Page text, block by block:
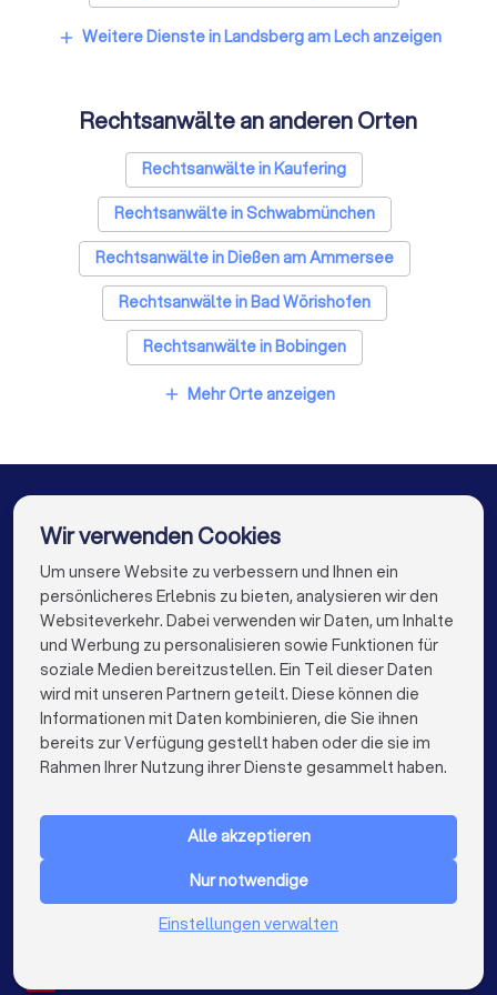
add Weitere Dienste in Landsberg am Lech anzeigen
Rechtsanwälte an anderen Orten
Rechtsanwälte in Kaufering
Rechtsanwälte in Schwabmünchen
Rechtsanwälte in Dießen am Ammersee
Rechtsanwälte in Bad Wörishofen
Rechtsanwälte in Bobingen
Rechtsanwälte in Königsbrunn
Rechtsanwälte in Kaufbeuren
Rechtsanwälte in Peiting
Rechtsanwälte in Berlin
Rechtsanwälte in Hamburg
Rechtsanwälte in München
Rechtsanwälte in Köln
Rechtsanwälte in Frankfurt am Main
Rechtsanwälte in Stuttgart
Rechtsanwälte in Dortmund
Rechtsanwälte in Essen
Rechtsanwälte in Bremen
Rechtsanwälte in Nürnberg
add Mehr Orte anzeigen
Die besten Unternehmen für Sie
info@trustlocal.de
FÜR PRIVATPERSONEN
Niederlande
Wir verwenden Cookies
Um unsere Website zu verbessern und Ihnen ein
persönlicheres Erlebnis zu bieten, analysieren wir den
Websiteverkehr. Dabei verwenden wir Daten, um Inhalte
und Werbung zu personalisieren sowie Funktionen für
soziale Medien bereitzustellen. Ein Teil dieser Daten
wird mit unseren Partnern geteilt. Diese können die
Informationen mit Daten kombinieren, die Sie ihnen
bereits zur Verfügung gestellt haben oder die sie im
Rahmen Ihrer Nutzung ihrer Dienste gesammelt haben.
Alle akzeptieren
Nur notwendige
Einstellungen verwalten